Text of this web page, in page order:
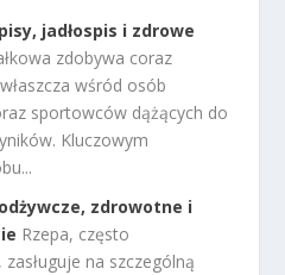
jadłospis i zdrowe
zdobywa coraz
wśród osób
sportowców dążących do
Kluczowym
zdrowotne i
Rzepa, często
na szczególną